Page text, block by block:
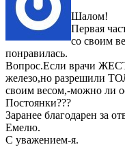
Шалом!
Первая
со своим
понравилась.
Вопрос.Если врачи
железо,но разрешили
своим весом,-можно ли
Постоянки???
Заранее благодарен за
Емелю.
С уважением-я.